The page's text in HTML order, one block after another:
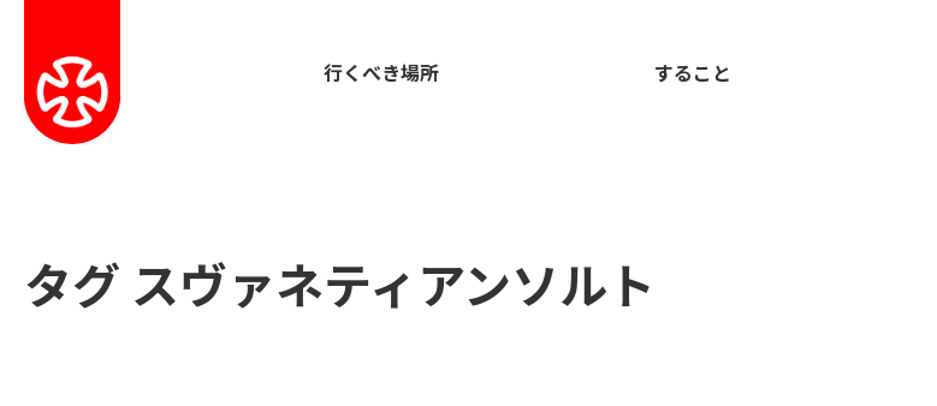
行くべき場所 すること
タグ スヴァネティアンソルト